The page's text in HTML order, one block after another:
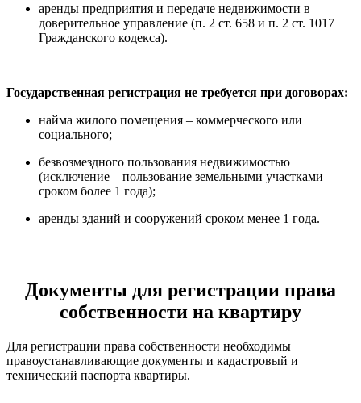
аренды предприятия и передаче недвижимости в
доверительное управление (п. 2 ст. 658 и п. 2 ст. 1017
Гражданского кодекса).
Государственная регистрация не требуется при договорах:
найма жилого помещения – коммерческого или
социального;
безвозмездного пользования недвижимостью
(исключение – пользование земельными участками
сроком более 1 года);
аренды зданий и сооружений сроком менее 1 года.
Документы для регистрации права
собственности на квартиру
Для регистрации права собственности необходимы
правоустанавливающие документы и кадастровый и
технический паспорта квартиры.